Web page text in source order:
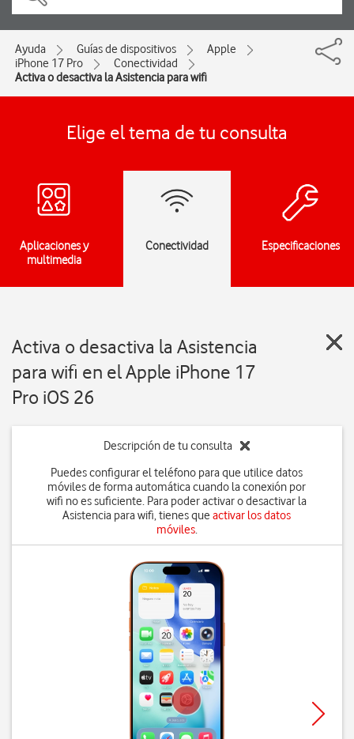
Ayuda Guías de dispositivos
Apple
iPhone 17 Pro
Conectividad
Activa o desactiva la Asistencia para wifi
Elige el tema de tu consulta
Aplicaciones y
multimedia
Conectividad Especificaciones
Activa o desactiva la Asistencia
para wifi en el Apple iPhone 17
Pro iOS 26
Descripción de tu consulta
Puedes configurar el teléfono para que utilice datos
móviles de forma automática cuando la conexión por
wifi no es suficiente. Para poder activar o desactivar la
Asistencia para wifi, tienes queactivar los datos
móviles.